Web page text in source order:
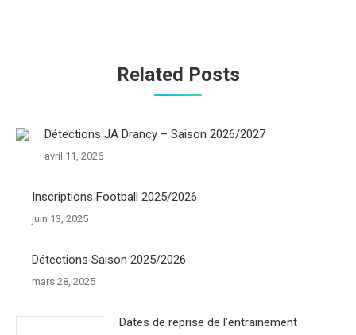
Related Posts
Détections JA Drancy – Saison 2026/2027
avril 11, 2026
Inscriptions Football 2025/2026
juin 13, 2025
Détections Saison 2025/2026
mars 28, 2025
Dates de reprise de l’entrainement